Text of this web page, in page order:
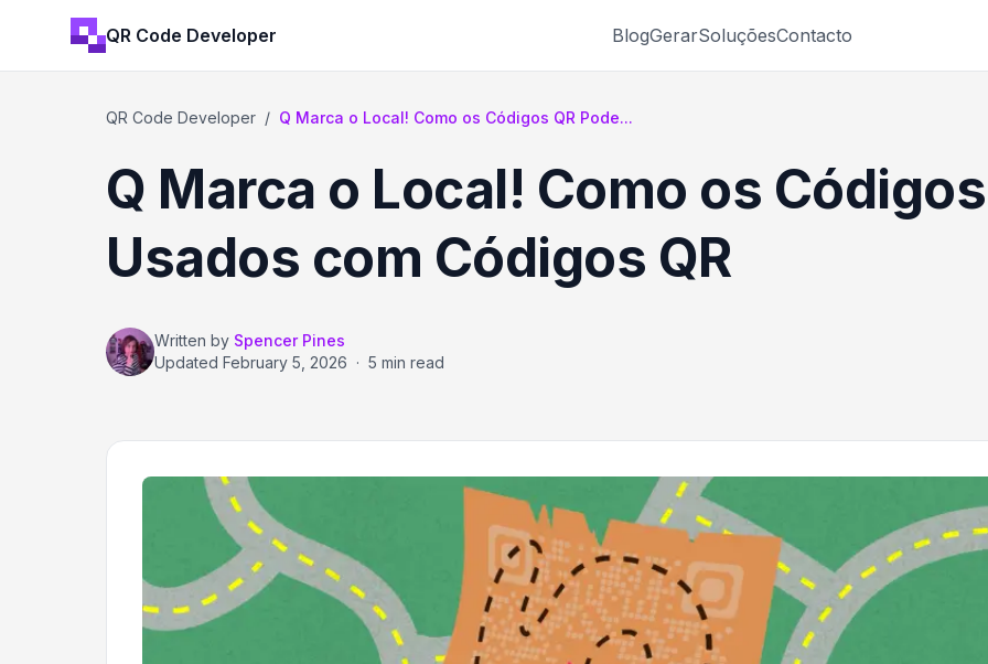
QR Code Developer BlogGerarSoluçõesContacto
QR Code Developer / Q Marca o Local! Como os Códigos QR Pode...
Q Marca o Local! Como os
Usados com Códigos QR
Written by Spencer Pines
Updated February 5, 2026 · 5 min read